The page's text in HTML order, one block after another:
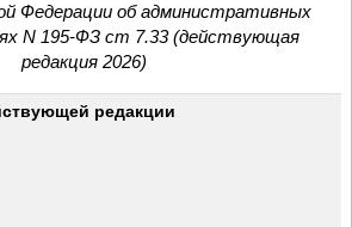
Федерации об административных
N 195-ФЗ ст 7.33 (действующая
редакция 2026)
редакции